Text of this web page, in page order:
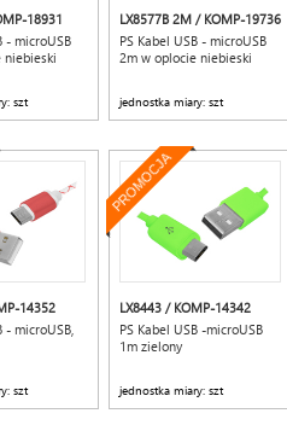
18931
- microUSB
niebieski
szt
LX8577B 2M / KOMP-19736
PS Kabel USB - microUSB
2m w oplocie niebieski
jednostka miary: szt
14352
- microUSB,
szt
PROMOCJA
LX8443 / KOMP-14342
PS Kabel USB -microUSB
1m zielony
jednostka miary: szt